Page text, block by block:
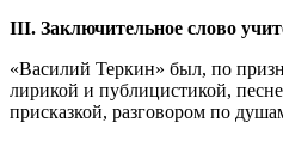
III. Заключительное слово
«Василий Теркин» был, по
лирикой и публицистикой,
присказкой, разговором по